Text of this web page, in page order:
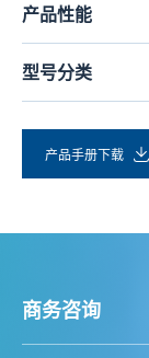
产品性能
型号分类
产品手册下载
商务咨询